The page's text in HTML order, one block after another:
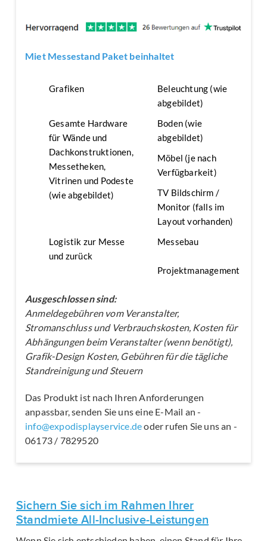
Miet Messestand Paket beinhaltet
Grafiken
Beleuchtung (wie
abgebildet)
Gesamte Hardware
für Wände und
Dachkonstruktionen,
Messetheken,
Vitrinen und Podeste
(wie abgebildet)
Boden (wie
abgebildet)
Möbel (je nach
Verfügbarkeit)
TV Bildschirm /
Monitor (falls im
Layout vorhanden)
Logistik zur Messe
und zurück
Messebau
Projektmanagement
Ausgeschlossen sind:
Anmeldegebühren vom Veranstalter,
Stromanschluss und Verbrauchskosten, Kosten für
Abhängungen beim Veranstalter (wenn benötigt),
Grafik-Design Kosten, Gebühren für die tägliche
Standreinigung und Steuern
Das Produkt ist nach Ihren Anforderungen
anpassbar, senden Sie uns eine E-Mail an -
info@expodisplayservice.deoder rufen Sie uns an -
06173 / 7829520
Sichern Sie sich im Rahmen Ihrer
Standmiete All-Inclusive-Leistungen